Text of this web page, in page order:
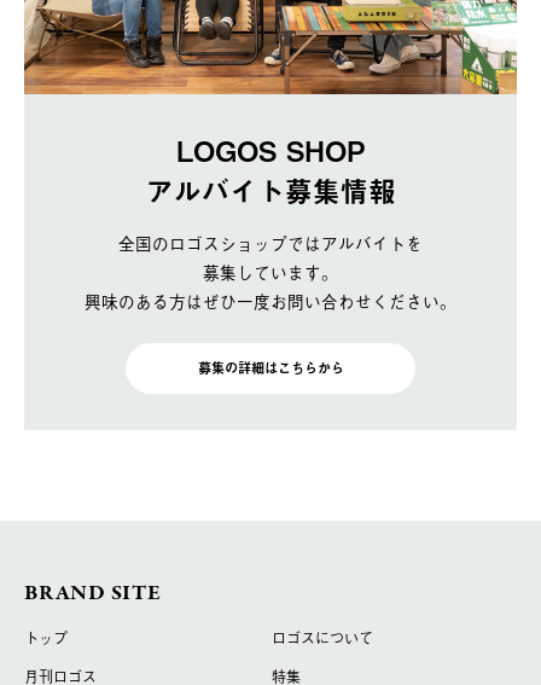
LOGOS SHOP
アルバイト募集情報
全国のロゴスショップではアルバイトを
募集しています。
興味のある方はぜひ一度お問い合わせください。
募集の詳細はこちらから
BRAND SITE
トップ
ロゴスについて
月刊ロゴス
特集